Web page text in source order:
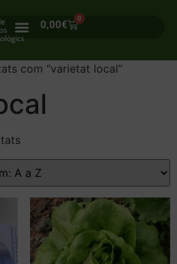
0,00€
0
com “varietat local”